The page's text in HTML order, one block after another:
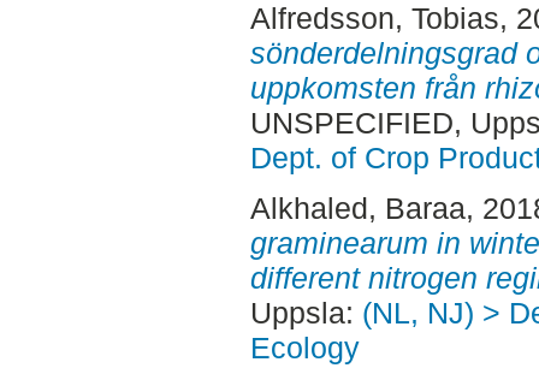
Alfredsson, Tobias,
sönderdelningsgrad
uppkomsten från
UNSPECIFIED,
Dept. of Crop
Alkhaled, Baraa,
graminearum in
different nitrogen
Uppsla: (NL, NJ) >
Ecology